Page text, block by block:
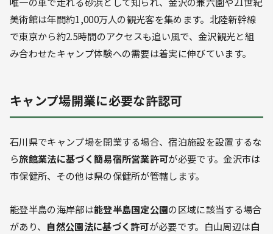
美術館は年間約1,000万人の観光客を集めます。北陸新幹線
で東京から約2.5時間のアクセスも追い風で、金沢観光と組
み合わせたキャンプ体験への需要は着実に伸びています。
キャンプ場開業に必要な許認可
石川県でキャンプ場を開業する場合、宿泊施設を設置するな
ら旅館業法に基づく簡易宿所営業許可が必要です。金沢市は
市保健所、その他は県の保健所が管轄します。
能登半島の海岸部は能登半島国定公園の区域に該当する場合
があり、 自然公園法に基づく許可が必要です。白山周辺は白